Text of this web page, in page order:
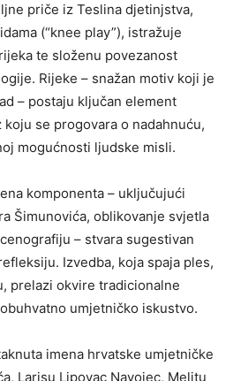
priče iz Teslina djetinjstva,
(“knee play”), istražuje
te složenu povezanost
Rijeke – snažan motiv koji je
– postaju ključan element
se progovara o nadahnuću,
mogućnosti ljudske misli.
komponenta – uključujući
Šimunovića, oblikovanje svjetla
– stvara sugestivan
Izvedba, koja spaja ples,
prelazi okvire tradicionalne
umjetničko iskustvo.
imena hrvatske umjetničke
Larisu Lipovac Navojec, Melitu